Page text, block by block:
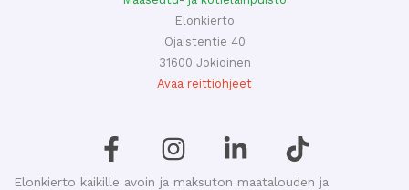
Elonkierto
Ojaistentie 40
31600 Jokioinen
Avaa reittiohjeet
Elonkierto kaikille avoin ja maksuton maatalouden ja